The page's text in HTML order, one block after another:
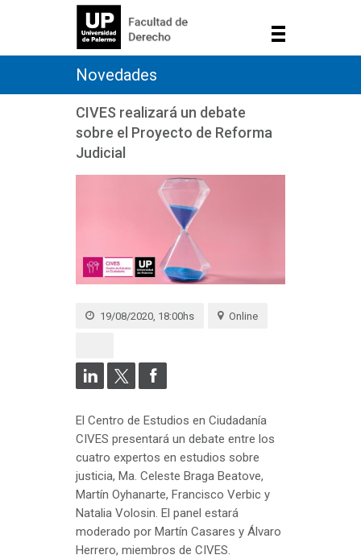
Novedades
CIVES realizará un debate
sobre el Proyecto de Reforma
Judicial
19/08/2020, 18:00hs Online
El Centro de Estudios en Ciudadanía
CIVES presentará un debate entre los
cuatro expertos en estudios sobre
justicia, Ma. Celeste Braga Beatove,
Martín Oyhanarte, Francisco Verbic y
Natalia Volosin. El panel estará
moderado por Martín Casares y Álvaro
Herrero, miembros de CIVES.